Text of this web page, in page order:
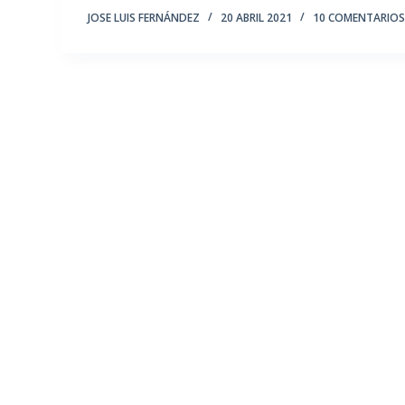
JOSE LUIS FERNÁNDEZ 20 ABRIL 2021 10 COMENTARIOS